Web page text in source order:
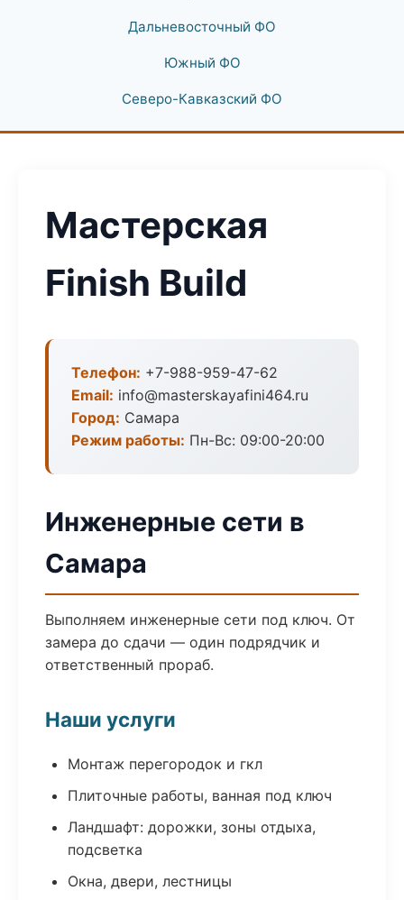
Дальневосточный ФО
Южный ФО
Северо-Кавказский ФО
Мастерская
Finish Build
Телефон: +7-988-959-47-62
Email: info@masterskayafini464.ru
Город: Самара
Режим работы: Пн-Вс: 09:00-20:00
Инженерные сети в
Самара
Выполняем инженерные сети под ключ. От
замера до сдачи — один подрядчик и
ответственный прораб.
Наши услуги
Монтаж перегородок и гкл
Плиточные работы, ванная под ключ
Ландшафт: дорожки, зоны отдыха,
подсветка
Окна, двери, лестницы